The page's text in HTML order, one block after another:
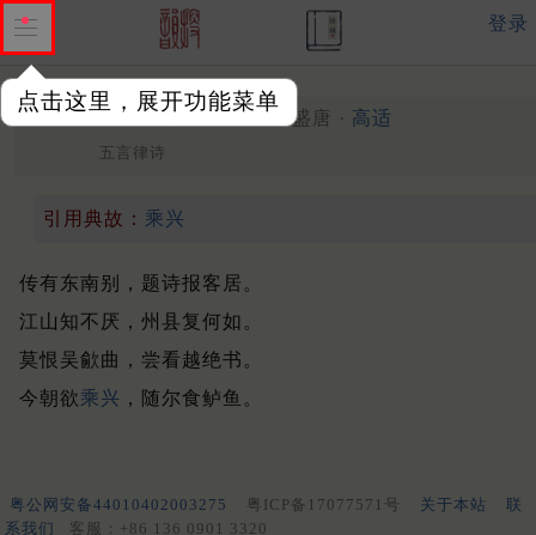
点击这里，展开功能菜单
登录
送崔功曹赴越 盛唐 · 高适
五言律诗
引用典故： 乘兴
传有东南别，题诗报客居。
江山知不厌，州县复何如。
莫恨吴歈曲，尝看越绝书。
今朝欲乘兴 ，随尔食鲈鱼。
粤公网安备44010402003275 粤ICP备17077571号 关于本站
联
系我们
客服：+86 136 0901 3320